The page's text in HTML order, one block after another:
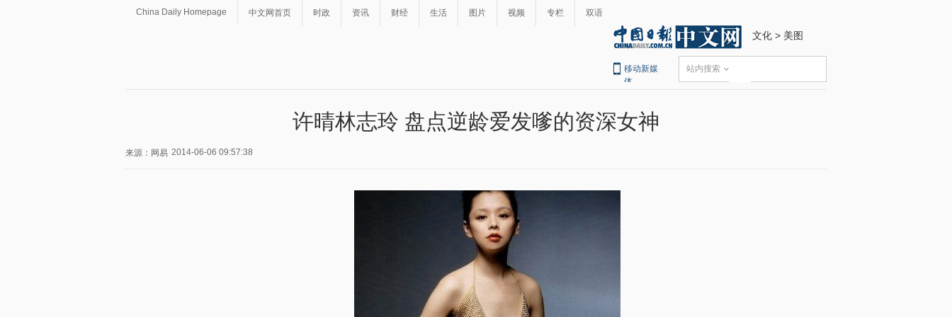
China Daily Homepage 中文网首页 时政 资讯 财经 生活 图片 视频 专栏 双语
文化 > 美图
移动新媒
体
站内搜索
许晴林志玲 盘点逆龄爱发嗲的资深女神
来源：网易 2014-06-06 09:57:38